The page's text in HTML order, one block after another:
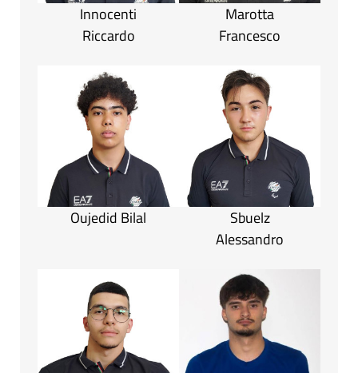
Innocenti
Riccardo
Marotta
Francesco
Oujedid Bilal
Sbuelz
Alessandro